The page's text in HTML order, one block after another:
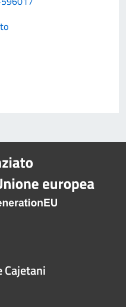
Cajetani